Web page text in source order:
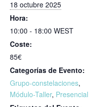
18 octubre 2025
Hora:
10:00 - 18:00 WEST
Coste:
85€
Categorías de Evento:
Grupo-constelaciones,
Módulo-Taller, Presencial